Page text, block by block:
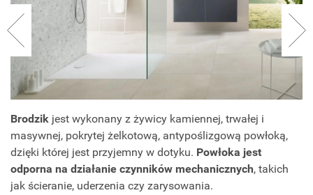
Brodzik jest wykonany z żywicy kamiennej, trwałej i
masywnej, pokrytej żelkotową, antypoślizgową powłoką,
dzięki której jest przyjemny w dotyku. Powłoka jest
odporna na działanie czynników mechanicznych, takich
jak ścieranie, uderzenia czy zarysowania.